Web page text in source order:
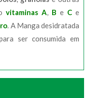
vitaminas A B e C e
. A Manga desidratada
ser consumida em